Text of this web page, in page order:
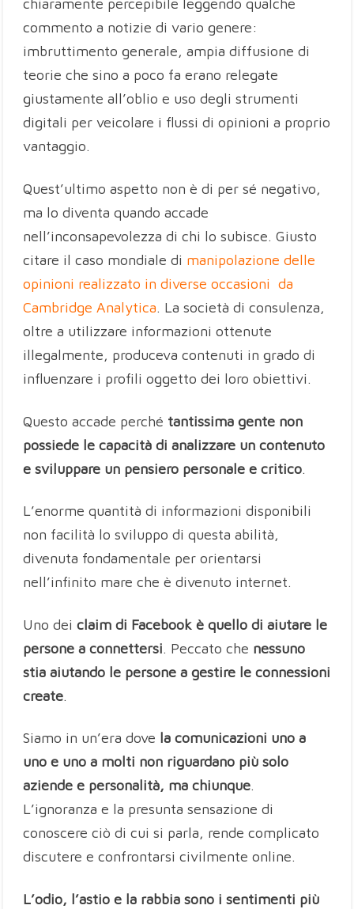
chiaramente percepibile leggendo qualche
commento a notizie di vario genere:
imbruttimento generale, ampia diffusione di
teorie che sino a poco fa erano relegate
giustamente all’oblio e uso degli strumenti
digitali per veicolare i flussi di opinioni a proprio
vantaggio.
Quest’ultimo aspetto non è di per sé negativo,
ma lo diventa quando accade
nell’inconsapevolezza di chi lo subisce. Giusto
citare il caso mondiale di manipolazione delle
opinioni realizzato in diverse occasioni da
Cambridge Analytica. La società di consulenza,
oltre a utilizzare informazioni ottenute
illegalmente, produceva contenuti in grado di
influenzare i profili oggetto dei loro obiettivi.
Questo accade perché tantissima gente non
possiede le capacità di analizzare un contenuto
e sviluppare un pensiero personale e critico.
L’enorme quantità di informazioni disponibili
non facilità lo sviluppo di questa abilità,
divenuta fondamentale per orientarsi
nell’infinito mare che è divenuto internet.
Uno deiclaim di Facebook è quello di aiutare le
persone a connettersi. Peccato che nessuno
stia aiutando le persone a gestire le connessioni
create.
Siamo in un’era dove la comunicazioni uno a
uno e uno a molti non riguardano più solo
aziende e personalità, ma chiunque.
L’ignoranza e la presunta sensazione di
conoscere ciò di cui si parla, rende complicato
discutere e confrontarsi civilmente online.
L’odio, l’astio e la rabbia sono i sentimenti più